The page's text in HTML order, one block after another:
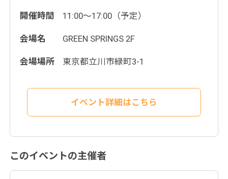
開催時間 11:00～17:00（予定）
会場名 GREEN SPRINGS 2F
会場場所 東京都立川市緑町3-1
イベント詳細はこちら
このイベントの主催者